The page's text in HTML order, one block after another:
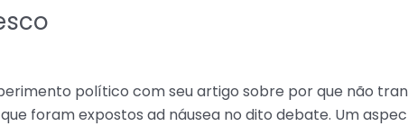
político com seu artigo sobre por que não
foram expostos ad náusea no dito debate. Um